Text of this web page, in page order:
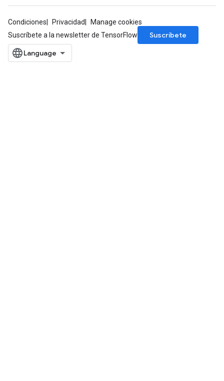
Condiciones Privacidad
Manage cookies
Suscríbete a la newsletter de TensorFlow
Suscríbete